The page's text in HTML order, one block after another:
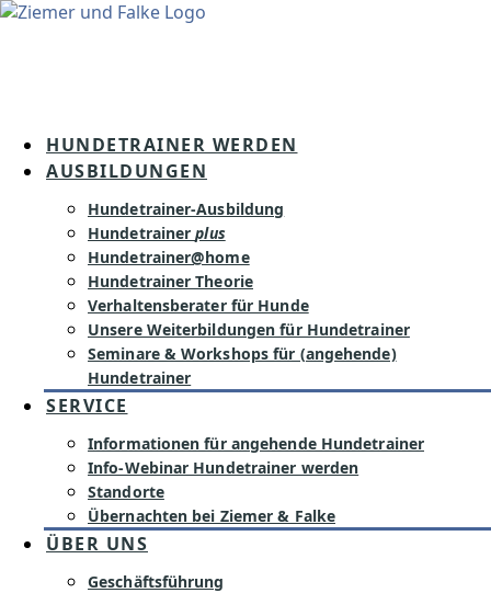
springen
HUNDETRAINER WERDEN
AUSBILDUNGEN
Hundetrainer-Ausbildung
Hundetrainerplus
Hundetrainer@home
Hundetrainer Theorie
Verhaltensberater für Hunde
Unsere Weiterbildungen für Hundetrainer
Seminare & Workshops für (angehende)
Hundetrainer
SERVICE
Informationen für angehende Hundetrainer
Info-Webinar Hundetrainer werden
Standorte
Übernachten bei Ziemer & Falke
ÜBER UNS
Geschäftsführung